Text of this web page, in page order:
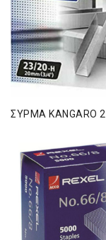
ΣΥΡΜΑ KANGARO